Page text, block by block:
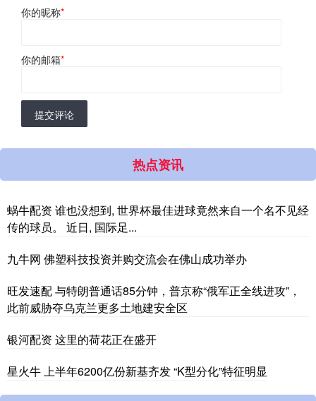
你的昵称*
你的邮箱*
提交评论
热点资讯
蜗牛配资 谁也没想到, 世界杯最佳进球竟然来自一个名不见经
传的球员。 近日, 国际足...
九牛网 佛塑科技投资并购交流会在佛山成功举办
旺发速配 与特朗普通话85分钟，普京称“俄军正全线进攻”，
此前威胁夺乌克兰更多土地建安全区
银河配资 这里的荷花正在盛开
星火牛 上半年6200亿份新基齐发 “K型分化”特征明显